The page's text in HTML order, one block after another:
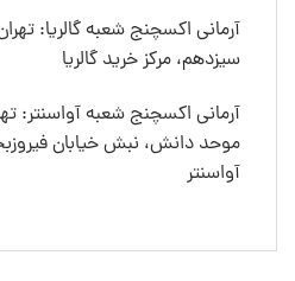
آرمانی اکسچنج شعبه گالریا:
سیزدهم، مرکز خرید گالریا
آرمانی اکسچنج شعبه آواسنتر:
موحد دانش، نبش خیابان
آواسنتر